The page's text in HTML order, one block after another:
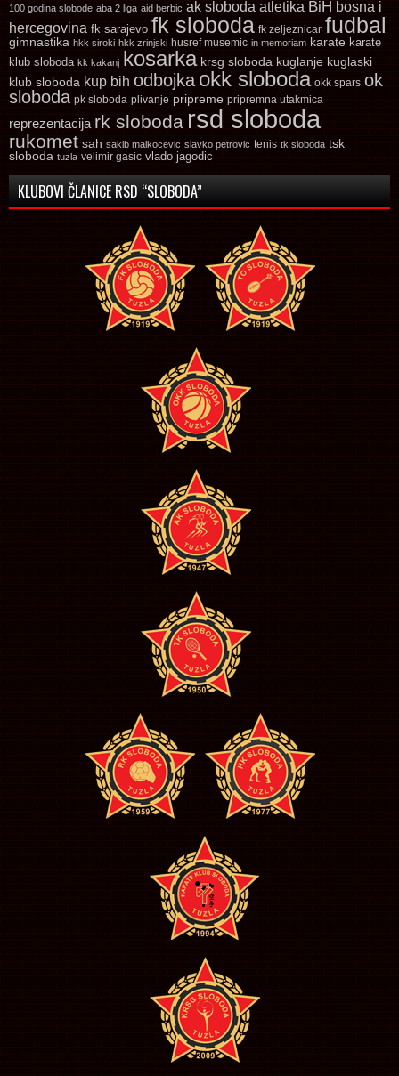
100 godina slobode aba 2 liga aid berbic ak sloboda atletika BiH bosna i
hercegovina fk sarajevo fk sloboda fk zeljeznicar fudbal
gimnastika hkk siroki hkk zrinjski husref musemic in memoriam karate karate
klub sloboda kk kakanj kosarka krsg sloboda kuglanje kuglaski
klub sloboda kup bih odbojka okk sloboda okk spars ok
sloboda pk sloboda plivanje pripreme pripremna utakmica
reprezentacija rk sloboda rsd sloboda
rukomet sah sakib malkocevic slavko petrovic tenis tk sloboda tsk
sloboda tuzla velimir gasic vlado jagodic
KLUBOVI ČLANICE RSD “SLOBODA”